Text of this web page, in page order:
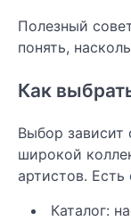
Полезный
понять,
Как
Выбор зависит
широкой
артистов.
Каталог: